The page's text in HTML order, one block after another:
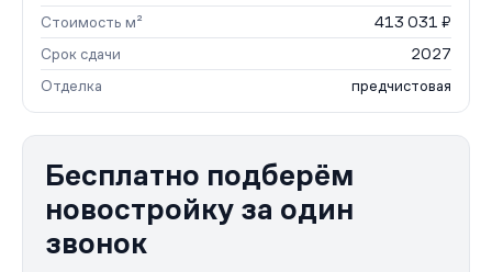
Стоимость м²
413 031 ₽
Срок сдачи
2027
Отделка
предчистовая
Бесплатно подберём
новостройку за один
звонок